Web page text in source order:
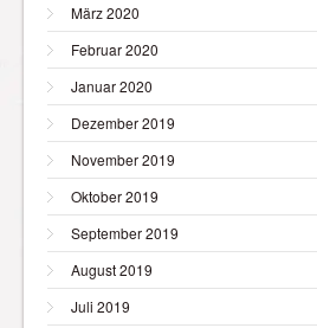
März 2020
Februar 2020
Januar 2020
Dezember 2019
November 2019
Oktober 2019
September 2019
August 2019
Juli 2019